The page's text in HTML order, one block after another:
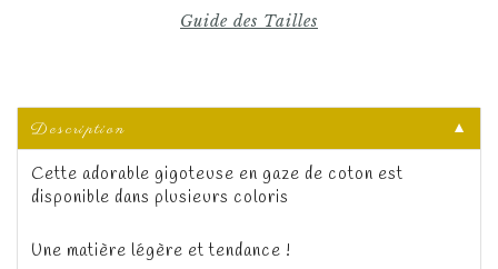
Guide des Tailles
Description
▼
Cette adorable gigoteuse en gaze de coton est
disponible dans plusieurs coloris
Une matière légère et tendance !